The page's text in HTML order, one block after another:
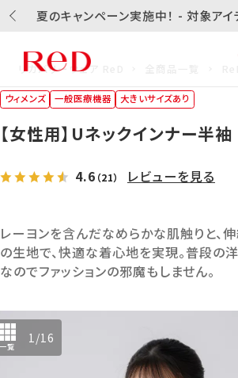
夏のキャンペーン実施中！ - 対象ア
リカバリーウェア ReD
ウィメンズ 一般医療機器 大きいサイズあり
【女性用】Uネックインナー半袖
4.6 （21） レビューを見る
レーヨンを含んだなめらかな肌触りと、
の生地で、快適な着心地を実現。普段の
なのでファッションの邪魔もしません。
一覧
1/16